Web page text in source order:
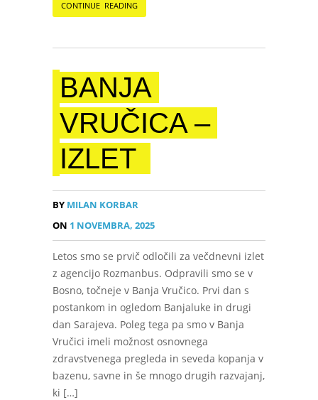
CONTINUE READING
BANJA
VRUČICA –
IZLET
BY MILAN KORBAR
ON 1 NOVEMBRA, 2025
Letos smo se prvič odločili za večdnevni izlet
z agencijo Rozmanbus. Odpravili smo se v
Bosno, točneje v Banja Vručico. Prvi dan s
postankom in ogledom Banjaluke in drugi
dan Sarajeva. Poleg tega pa smo v Banja
Vručici imeli možnost osnovnega
zdravstvenega pregleda in seveda kopanja v
bazenu, savne in še mnogo drugih razvajanj,
ki […]